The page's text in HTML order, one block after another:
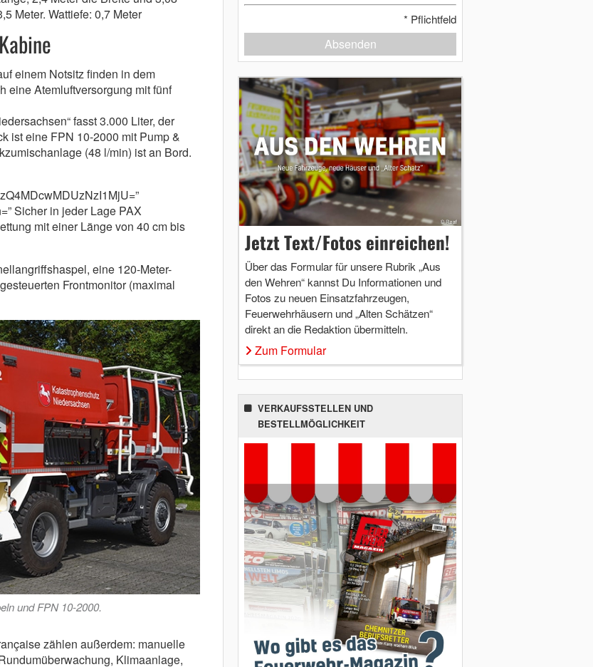
Meter. Wattiefe: 0,7 Meter
einem Notsitz finden in dem
eine Atemluftversorgung mit fünf
fasst 3.000 Liter, der
ist eine FPN 10-2000 mit Pump &
(48 l/min) ist an Bord.
Sicher in jeder Lage PAX
mit einer Länge von 40 cm bis
eine 120-Meter-
Frontmonitor (maximal
und FPN 10-2000.
zählen außerdem: manuelle
Klimaanlage,
* Pflichtfeld
Absenden
Jetzt Text/Fotos einreichen!
Über das Formular für unsere Rubrik „Aus
den Wehren“ kannst Du Informationen und
Fotos zu neuen Einsatzfahrzeugen,
Feuerwehrhäusern und „Alten Schätzen“
direkt an die Redaktion übermitteln.
Zum Formular
VERKAUFSSTELLEN UND
BESTELLMÖGLICHKEIT